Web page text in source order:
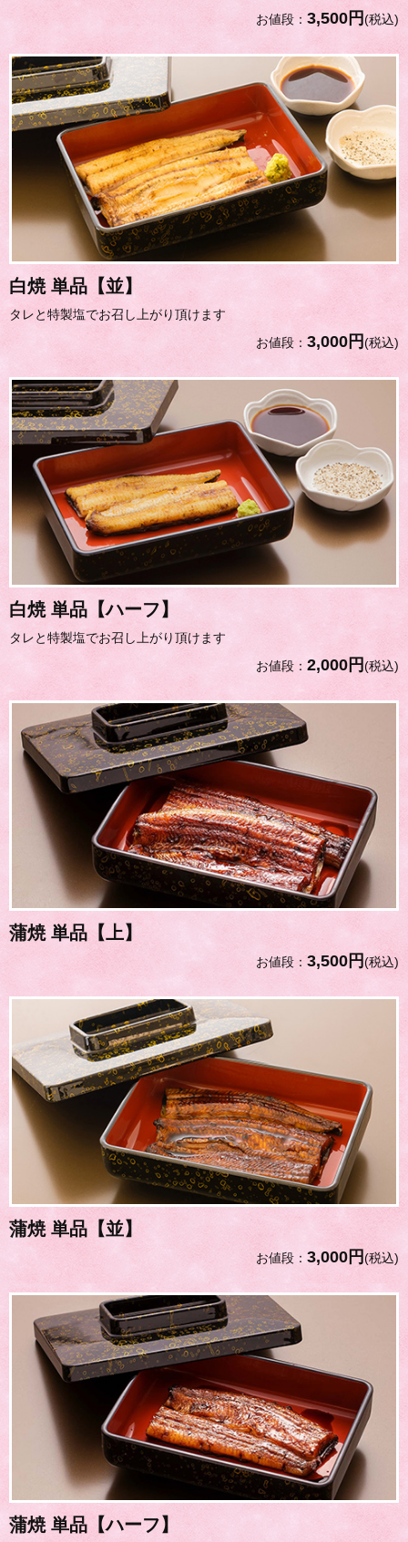
お値段： 3,500円(税込)
白焼 単品【並】
タレと特製塩でお召し上がり頂けます
お値段： 3,000円(税込)
白焼 単品【ハーフ】
タレと特製塩でお召し上がり頂けます
お値段： 2,000円(税込)
蒲焼 単品【上】
お値段： 3,500円(税込)
蒲焼 単品【並】
お値段： 3,000円(税込)
蒲焼 単品【ハーフ】